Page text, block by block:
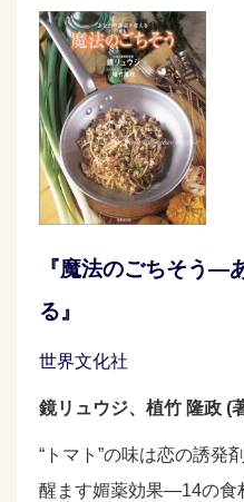
『魔法のごちそう―
る』
世界文化社
鏡リュウジ、植竹 隆政 (
“トマト”の味は恋の誘発
醒ます媚薬効果—14の食